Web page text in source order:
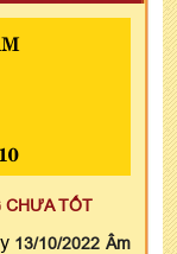
CHƯA TỐT
13/10/2022 Âm